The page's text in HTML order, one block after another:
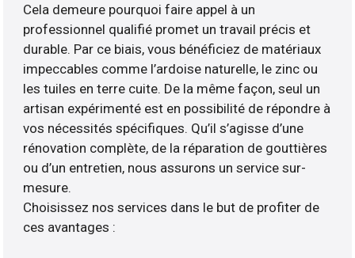
Cela demeure pourquoi faire appel à un
professionnel qualifié promet un travail précis et
durable. Par ce biais, vous bénéficiez de matériaux
impeccables comme l’ardoise naturelle, le zinc ou
les tuiles en terre cuite. De la même façon, seul un
artisan expérimenté est en possibilité de répondre à
vos nécessités spécifiques. Qu’il s’agisse d’une
rénovation complète, de la réparation de gouttières
ou d’un entretien, nous assurons un service sur-
mesure.
Choisissez nos services dans le but de profiter de
ces avantages :